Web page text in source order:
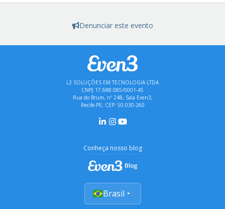
Denunciar este evento
L3 SOLUÇÕES EM TECNOLOGIA LTDA
CNPJ 17.688.085/0001-45
Rua do Brum, nº 248, Sala Even3,
Recife-PE, CEP: 50.030-260
Conheça nosso blog
Brasil